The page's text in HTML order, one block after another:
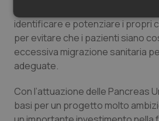
identificare e potenziare i propri
per evitare che i pazienti siano
eccessiva migrazione sanitaria
adeguate.
Con l’attuazione delle Pancreas
basi per un progetto molto
Necessari Statistici
Statistici